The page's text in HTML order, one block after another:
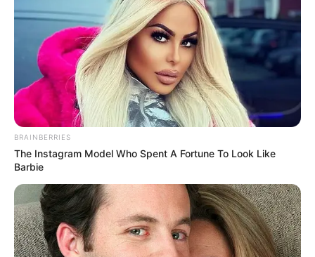
βραχίονα της ΕΕ που αποτελείται από μη εκλεγμένους
γραφειοκράτες, λέει ότι «η Ρωσία αποτελεί την πιο άμεση
απειλή...
BRAINBERRIES
The Instagram Model Who Spent A Fortune To Look Like
Barbie